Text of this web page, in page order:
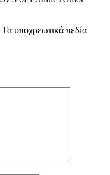
Τα υποχρεωτικά πεδία